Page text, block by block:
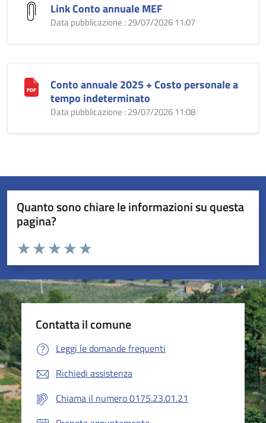
Link Conto annuale MEF
Data pubblicazione : 29/07/2026 11:07
Conto annuale 2025 + Costo personale a
tempo indeterminato
Data pubblicazione : 29/07/2026 11:08
Quanto sono chiare le informazioni su questa
pagina?
Valuta da 1 a 5 stelle la pagina
Valuta 5 stelle su 5
Valuta 4 stelle su 5
Valuta 3 stelle su 5
Valuta 2 stelle su 5
Valuta 1 stelle su 5
Contatta il comune
Leggi le domande frequenti
Richiedi assistenza
Chiama il numero 0175.23.01.21